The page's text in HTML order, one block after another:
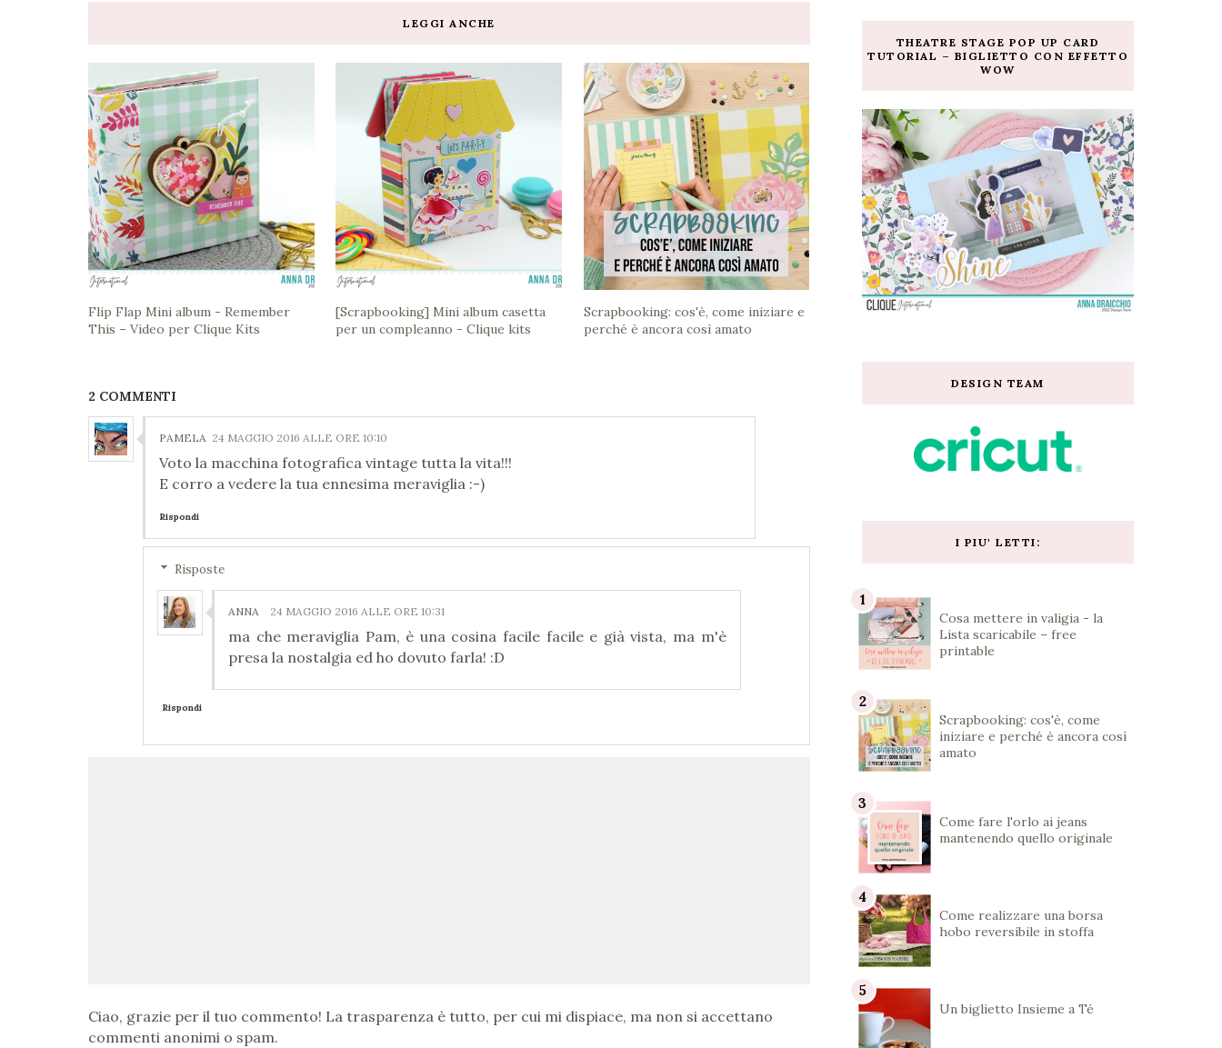
LEGGI ANCHE
Flip Flap Mini album - Remember
This – Video per Clique Kits
[Scrapbooking] Mini album casetta
per un compleanno - Clique kits
Scrapbooking: cos'è, come iniziare e
perché è ancora così amato
2 COMMENTI
PAMELA 24 MAGGIO 2016 ALLE ORE 10:10
Voto la macchina fotografica vintage tutta la vita!!!
E corro a vedere la tua ennesima meraviglia :-)
Rispondi
Risposte
ANNA 24 MAGGIO 2016 ALLE ORE 10:31
ma che meraviglia Pam, è una cosina facile facile e già vista, ma m'è
presa la nostalgia ed ho dovuto farla! :D
Rispondi
Ciao, grazie per il tuo commento! La trasparenza è tutto, per cui mi dispiace, ma non si accettano
commenti anonimi o spam.
THEATRE STAGE POP UP CARD
TUTORIAL – BIGLIETTO CON EFFETTO
WOW
DESIGN TEAM
I PIU' LETTI:
Cosa mettere in valigia - la
Lista scaricabile – free
printable
Scrapbooking: cos'è, come
iniziare e perché è ancora così
amato
Come fare l'orlo ai jeans
mantenendo quello originale
Come realizzare una borsa
hobo reversibile in stoffa
Un biglietto Insieme a Té